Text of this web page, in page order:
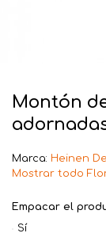
Montón
Marca: Heinen
Mostrar todo
Empacar el
Sí